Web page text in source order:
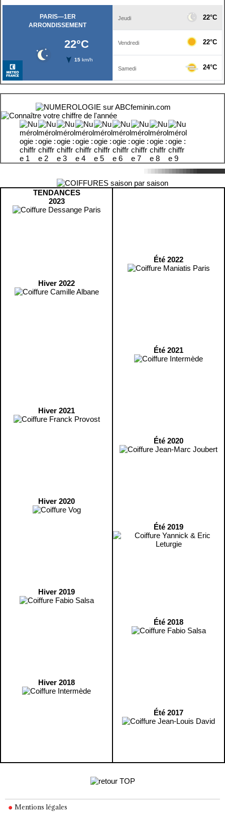
TENDANCES
2023
Hiver 2022
Hiver 2021
Hiver 2020
Hiver 2019
Hiver 2018
Été 2022
Été 2021
Été 2020
Été 2019
Été 2018
Été 2017
Mentions légales